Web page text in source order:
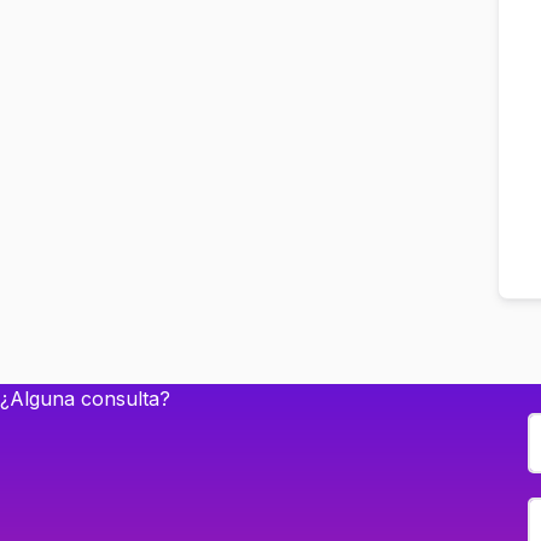
¿Alguna consulta?